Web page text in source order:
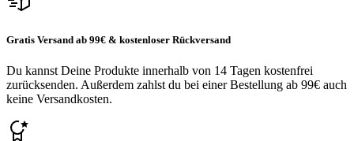
Gratis Versand ab 99€ & kostenloser Rückversand
Du kannst Deine Produkte innerhalb von 14 Tagen kostenfrei
zurücksenden. Außerdem zahlst du bei einer Bestellung ab 99€ auch
keine Versandkosten.